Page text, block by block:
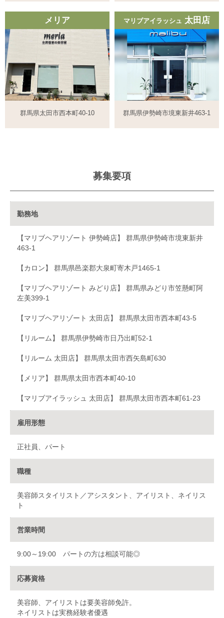
メリア
群馬県太田市西本町40-10
マリブアイラッシュ 太田店
群馬県伊勢崎市境東新井463-1
募集要項
勤務地
【マリブヘアリゾート 伊勢崎店】 群馬県伊勢崎市境東新井
463-1
【カロン】 群馬県邑楽郡大泉町寄木戸1465-1
【マリブヘアリゾート みどり店】 群馬県みどり市笠懸町阿
左美399-1
【マリブヘアリゾート 太田店】 群馬県太田市西本町43-5
【リルーム】 群馬県伊勢崎市日乃出町52-1
【リルーム 太田店】 群馬県太田市西矢島町630
【メリア】 群馬県太田市西本町40-10
【マリブアイラッシュ 太田店】 群馬県太田市西本町61-23
雇用形態
正社員、パート
職種
美容師スタイリスト／アシスタント、アイリスト、ネイリス
ト
営業時間
9:00～19:00 パートの方は相談可能◎
応募資格
美容師、アイリストは要美容師免許。
ネイリストは実務経験者優遇